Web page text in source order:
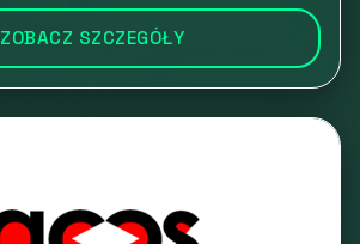
ZOBACZ SZCZEGÓŁY